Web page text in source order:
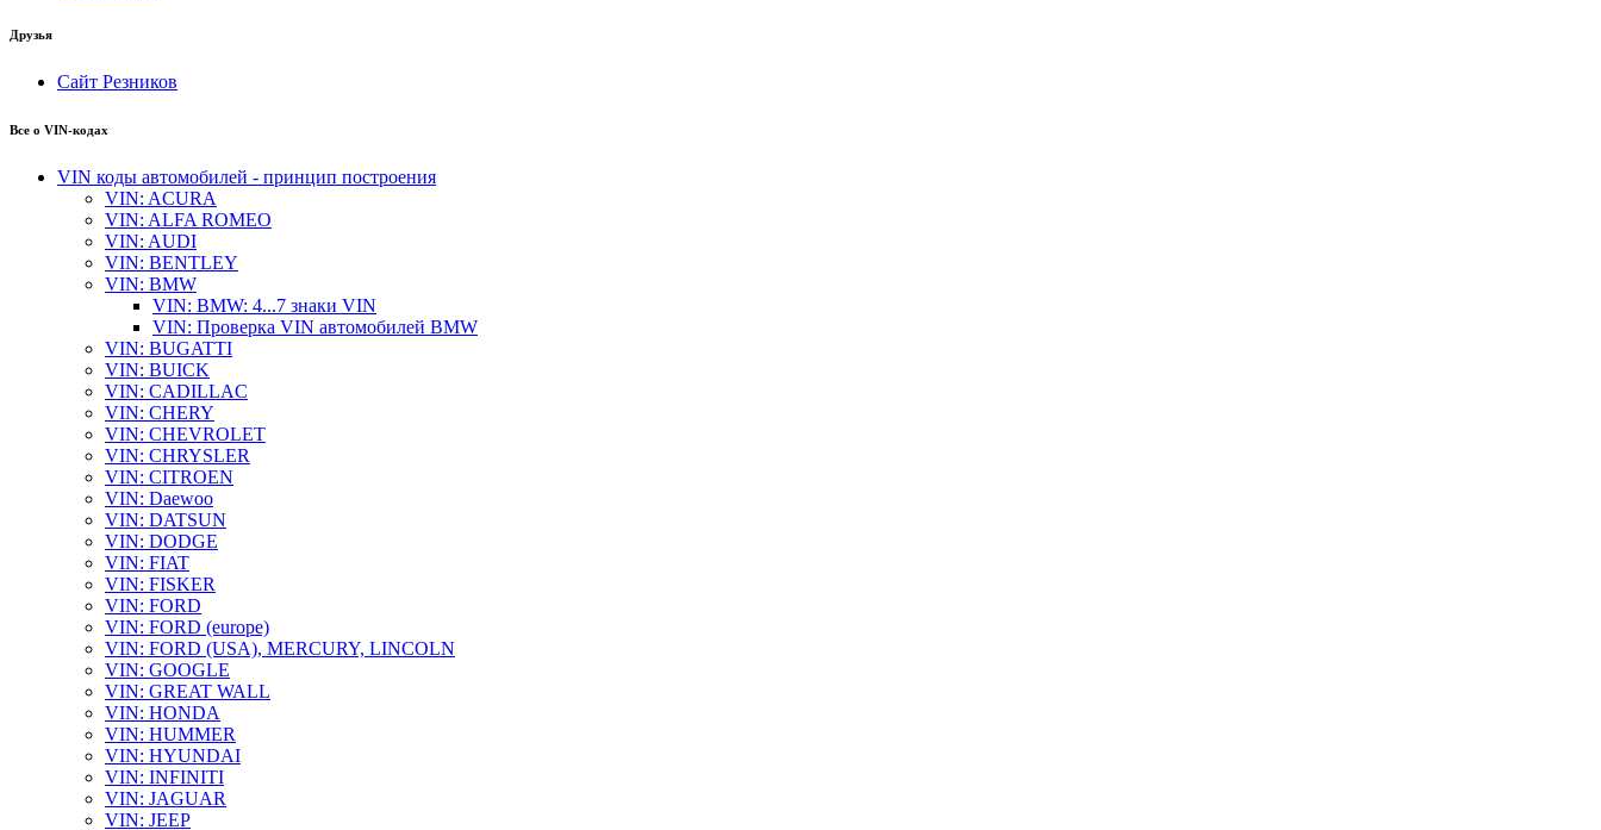
Друзья
Сайт Резников
Все о VIN-кодах
VIN коды автомобилей - принцип построения
VIN: ACURA
VIN: ALFA ROMEO
VIN: AUDI
VIN: BENTLEY
VIN: BMW
VIN: BMW: 4...7 знаки VIN
VIN: Проверка VIN автомобилей BMW
VIN: BUGATTI
VIN: BUICK
VIN: CADILLAC
VIN: CHERY
VIN: CHEVROLET
VIN: CHRYSLER
VIN: CITROEN
VIN: Daewoo
VIN: DATSUN
VIN: DODGE
VIN: FIAT
VIN: FISKER
VIN: FORD
VIN: FORD (europe)
VIN: FORD (USA), MERCURY, LINCOLN
VIN: GOOGLE
VIN: GREAT WALL
VIN: HONDA
VIN: HUMMER
VIN: HYUNDAI
VIN: INFINITI
VIN: JAGUAR
VIN: JEEP